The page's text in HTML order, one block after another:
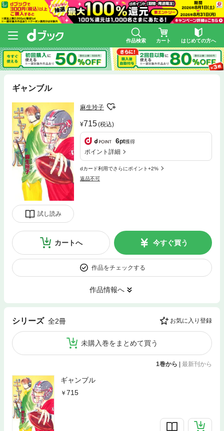
作品検索 カート はじめての方へ
ギャンブル
試し読み
麻生玲子
715(税込)
6pt獲得
ポイント詳細
dカード利用でさらにポイント+2%
返品不可
カートへ 今すぐ買う
作品をチェックする
作品情報へ
シリーズ 全2冊 お気に入り登録
未購入巻をまとめて買う
1巻から 最新刊から
ギャンブル
715